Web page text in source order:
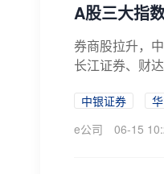
A股三大指
券商股拉升，
长江证券、财
中银证券
e公司
06-15